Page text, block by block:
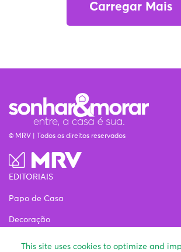
This site uses cookies to optimize and
Carregar Mais
© MRV | Todos os direitos reservados
EDITORIAIS
Papo de Casa
Decoração
Estilo de vida